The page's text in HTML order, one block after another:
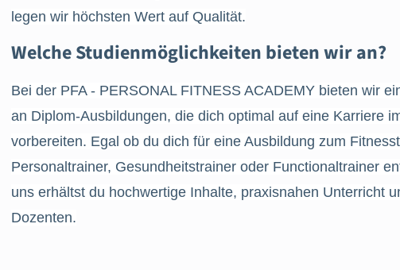
legen wir höchsten Wert auf Qualität.
Welche Studienmöglichkeiten bieten wir an?
Bei der PFA - PERSONAL FITNESS ACADEMY bieten wir
an Diplom-Ausbildungen, die dich optimal auf eine Karriere
vorbereiten. Egal ob du dich für eine Ausbildung zum
Personaltrainer, Gesundheitstrainer oder Functionaltrainer
uns erhältst du hochwertige Inhalte, praxisnahen Unterricht
Dozenten.